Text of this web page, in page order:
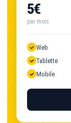
5€
par mois
Web
Tablette
Mobile